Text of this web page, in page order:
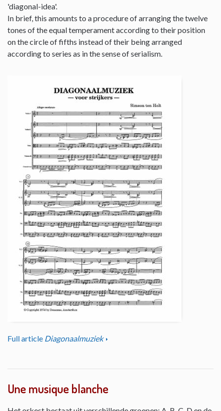
'diagonal-idea'.
In brief, this amounts to a procedure of arranging the twelve
tones of the equal temperament according to their position
on the circle of fifths instead of their being arranged
according to series as in the sense of serialism.
Full article Diagonaalmuziek
Une musique blanche